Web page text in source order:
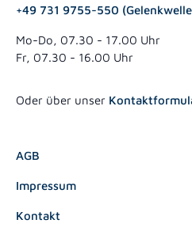
+49 731 9755-550
Mo-Do, 07.30 - 17.00 Uhr
Fr, 07.30 - 16.00 Uhr
Oder über unser
AGB
Impressum
Kontakt